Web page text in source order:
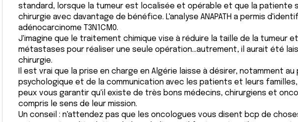
standard, lorsque la tumeur est localisée et opérable et que la patiente
chirurgie avec davantage de bénéfice. L'analyse ANAPATH a permis
adénocarcinome T3N1CM0.
J'imagine que le traitement chimique vise à réduire la taille de la tumeur
métastases pour réaliser une seule opération...autrement, il aurait été
chirurgie.
Il est vrai que la prise en charge en Algérie laisse à désirer, notamment au
psychologique et de la communication avec les patients et leurs
peux vous garantir qu'il existe de très bons médecins, chirurgiens et
compris le sens de leur mission.
Un conseil : n'attendez pas que les oncologues vous disent bcp de